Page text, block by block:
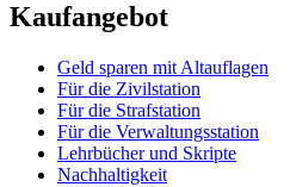
Kaufangebot
Geld sparen mit Altauflagen
Für die Zivilstation
Für die Strafstation
Für die Verwaltungsstation
Lehrbücher und Skripte
Nachhaltigkeit